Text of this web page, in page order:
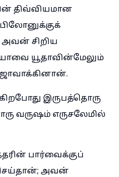
திவ்வியமான
சிறிய
யூதாவின்மேலும்
இருபத்தொரு
வருஷம் எருசலேமில்
பார்வைக்குப்
அவன்